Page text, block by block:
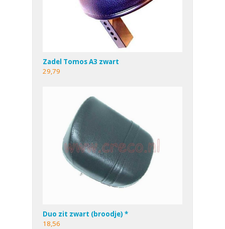
Zadel Tomos A3 zwart
29,79
Duo zit zwart (broodje) *
18,56